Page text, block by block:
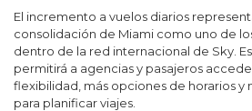
El incremento a vuelos diarios
consolidación de Miami como uno de
dentro de la red internacional de Sky.
permitirá a agencias y pasajeros
flexibilidad, más opciones de horarios
para planificar viajes.